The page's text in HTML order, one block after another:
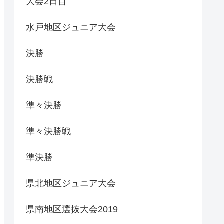
水戸地区ジュニア大会
決勝
決勝戦
準々決勝
準々決勝戦
準決勝
県北地区ジュニア大会
県南地区選抜大会2019